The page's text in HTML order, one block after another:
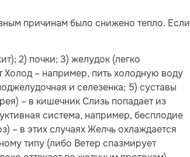
причинам было снижено тепло. Если
2) почки; 3) желудок (легко
Холод – например, пить холодную воду
и селезенка; 5) суставы
– в кишечник Слизь попадает из
система, например, бесплодие
– в этих случаях Желчь охлаждается
типу (либо Ветер спазмирует